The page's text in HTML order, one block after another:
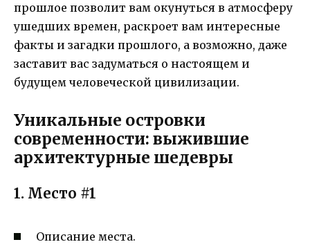
прошлое позволит вам окунуться в атмосферу
ушедших времен, раскроет вам интересные
факты и загадки прошлого, а возможно, даже
заставит вас задуматься о настоящем и
будущем человеческой цивилизации.
Уникальные островки
современности: выжившие
архитектурные шедевры
1. Место #1
Описание места.